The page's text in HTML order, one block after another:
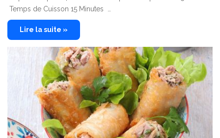
Temps de Cuisson 15 Minutes …
Lire la suite »